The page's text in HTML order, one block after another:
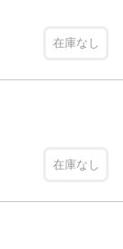
在庫なし
在庫なし